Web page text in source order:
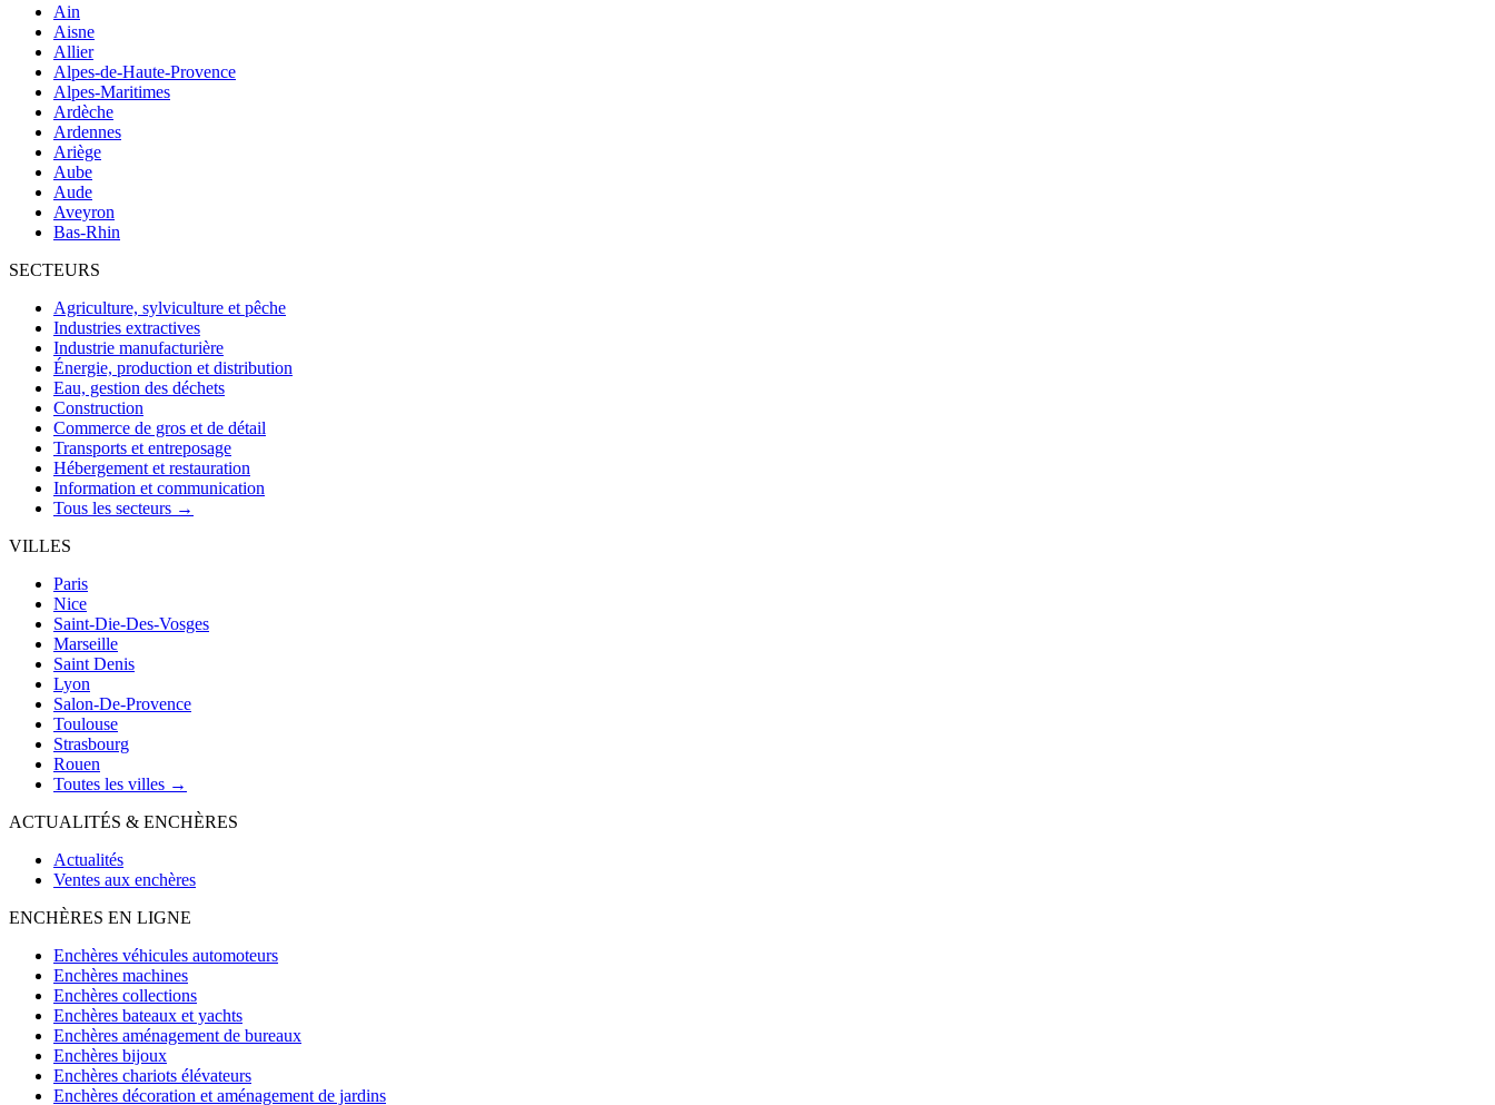
Ain
Aisne
Allier
Alpes-de-Haute-Provence
Alpes-Maritimes
Ardèche
Ardennes
Ariège
Aube
Aude
Aveyron
Bas-Rhin
SECTEURS
Agriculture, sylviculture et pêche
Industries extractives
Industrie manufacturière
Énergie, production et distribution
Eau, gestion des déchets
Construction
Commerce de gros et de détail
Transports et entreposage
Hébergement et restauration
Information et communication
Tous les secteurs →
VILLES
Paris
Nice
Saint-Die-Des-Vosges
Marseille
Saint Denis
Lyon
Salon-De-Provence
Toulouse
Strasbourg
Rouen
Toutes les villes →
ACTUALITÉS & ENCHÈRES
Actualités
Ventes aux enchères
ENCHÈRES EN LIGNE
Enchères véhicules automoteurs
Enchères machines
Enchères collections
Enchères bateaux et yachts
Enchères aménagement de bureaux
Enchères bijoux
Enchères chariots élévateurs
Enchères décoration et aménagement de jardins